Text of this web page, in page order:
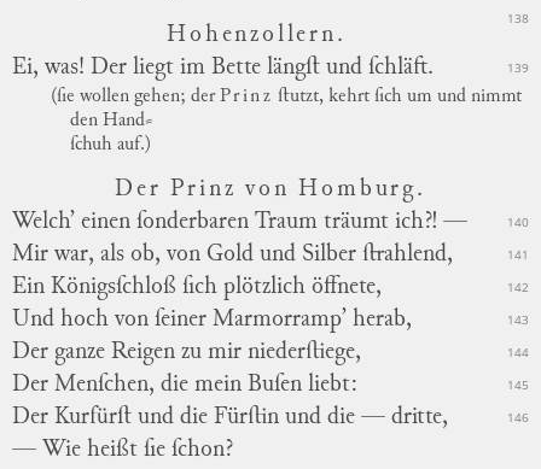
138
Hohenzollern.
Ei, was! Der liegt im Bette längſt und ſchläft.
139
(ſie wollen gehen; derPrinz ſtutzt, kehrt ſich um und nimmt
den Hand⸗
ſchuh auf.)
Der Prinz von Homburg.
Welch’ einen ſonderbaren Traum träumt ich?! —
140
Mir war, als ob, von Gold und Silber ſtrahlend, 141
Ein Königsſchloß ſich plötzlich öffnete, 142
Und hoch von ſeiner Marmorramp’ herab, 143
Der ganze Reigen zu mir niederſtiege, 144
Der Menſchen, die mein Buſen liebt: 145
Der Kurfürſt und die Fürſtin und die — dritte, 146
— Wie heißt ſie ſchon?